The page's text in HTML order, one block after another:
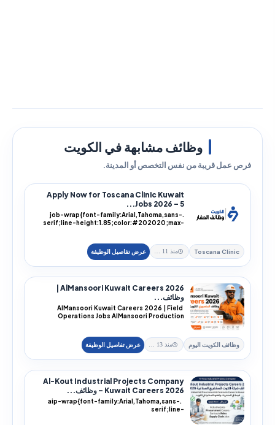
وظائف مشابهة في الكويت
فرص عمل قريبة من نفس التخصص أو المدينة.
Apply Now for Toscana Clinic Kuwait
Jobs 2026 – 5...
.job-wrap{font-family:Arial,Tahoma,sans-
serif;line-height:1.85;color:#202020;max-
Toscana Clinic منذ 11 يوم
وظائف...
AlMansoori Kuwait Careers 2026 | Field
Operations Jobs AlMansoori Production
وظائف الكويت اليوم منذ 13 يوم
Al-Kout Industrial Projects Company
Kuwait Careers 2026 – وظائف...
.aip-wrap{font-family:Arial,Tahoma,sans-
serif;line-